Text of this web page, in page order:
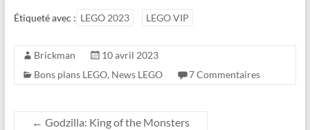
Étiqueté avec : LEGO 2023 LEGO VIP
Brickman
10 avril 2023
Bons plans LEGO, News LEGO 7 Commentaires
← Godzilla: King of the Monsters